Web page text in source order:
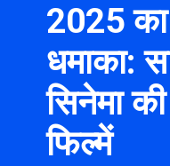
2025
धमाका:
सिनेमा
फिल्में